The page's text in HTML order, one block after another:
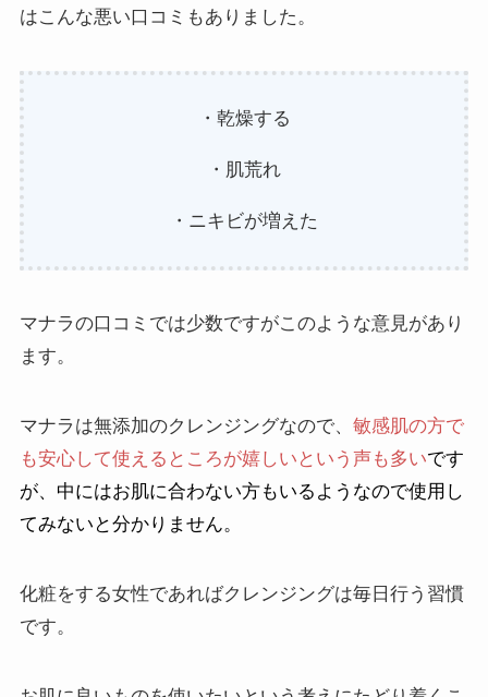
グと同じサティス製薬が作っているので
り顔の血行がよくなるのが、このゲルの
マナラの口コミは悪い！？③
温感処方と言われる温かくなるゲルで
ものから落ちていきます。 じっくり１分
す。 ビタミンCなど美容成分が多く配合
されているからでしょうか？ アスタキサ
ンチンやビタミンEなどのエイジングケア
成分が入っているのもいいですね。 ほと
んどのクレンジング剤は汚れを落とすこ
はないです。 着色料や香料、界面活性剤
リームタイプのクレンジングよりも汚れ
はこんな悪い口コミもありました。
・乾燥する
・肌荒れ
・ニキビが増えた
マナラの口コミでは少数ですがこのような意見があり
ます。
マナラは無添加のクレンジングなので、 敏感肌の方で
も安心して使えるところが嬉しいという声も多いです
が、中にはお肌に合わない方もいるようなので使用し
てみないと分かりません。
化粧をする女性であればクレンジングは毎日行う習慣
です。